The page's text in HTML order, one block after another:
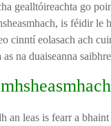
gealltóireachta go
is féidir
cinntí eolasach ach
na duaiseanna
an leas is fearr a